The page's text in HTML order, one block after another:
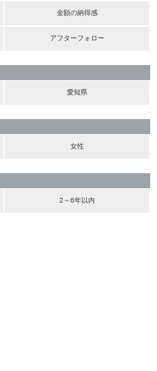
金額の納得感
アフターフォロー
愛知県
女性
2～6年以内